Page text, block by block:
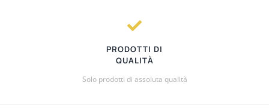
PRODOTTI DI
QUALITÀ
Solo prodotti di assoluta qualità